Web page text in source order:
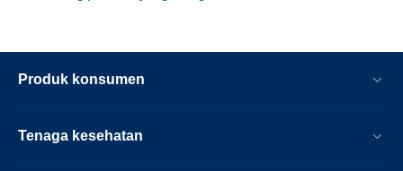
Produk konsumen
Tenaga kesehatan